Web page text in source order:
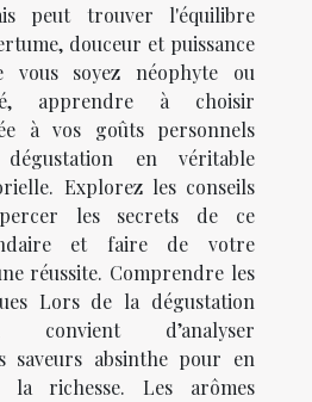
peut trouver l'équilibre
douceur et puissance
vous soyez néophyte ou
apprendre à choisir
à vos goûts personnels
en véritable
Explorez les conseils
les secrets de ce
et faire de votre
réussite. Comprendre les
Lors de la dégustation
convient d’analyser
saveurs absinthe pour en
la richesse. Les arômes